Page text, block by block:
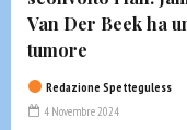
Van Der Beek ha
tumore
Redazione Spetteguless
4 Novembre 2024